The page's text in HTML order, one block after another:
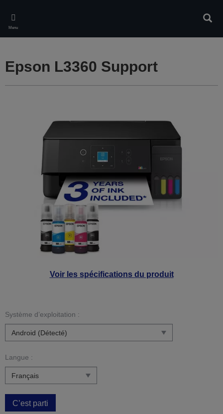
main
content
Menu
Voir les spécifications du produit
Epson L3360 Support
Système d’exploitation :
Langue :
C’est parti